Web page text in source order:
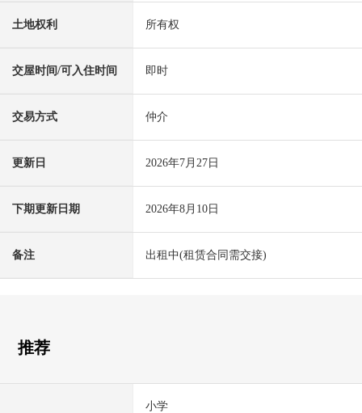
土地权利 所有权
交屋时间/可入住时间 即时
交易方式 仲介
更新日 2026年7月27日
下期更新日期 2026年8月10日
备注 出租中(租赁合同需交接)
推荐
小学